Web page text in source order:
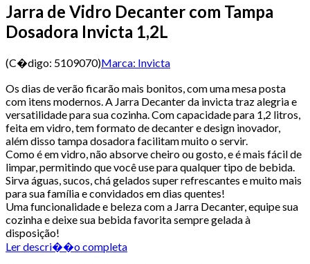
Jarra de Vidro Decanter com Tampa
Dosadora Invicta 1,2L
(C�digo: 5109070)Marca: Invicta
Os dias de verão ficarão mais bonitos, com uma mesa posta
com itens modernos. A Jarra Decanter da invicta traz alegria e
versatilidade para sua cozinha. Com capacidade para 1,2 litros,
feita em vidro, tem formato de decanter e design inovador,
além disso tampa dosadora facilitam muito o servir.
Como é em vidro, não absorve cheiro ou gosto, e é mais fácil de
limpar, permitindo que você use para qualquer tipo de bebida.
Sirva águas, sucos, chá gelados super refrescantes e muito mais
para sua família e convidados em dias quentes!
Uma funcionalidade e beleza com a Jarra Decanter, equipe sua
cozinha e deixe sua bebida favorita sempre gelada à
disposição!
Ler descri��o completa